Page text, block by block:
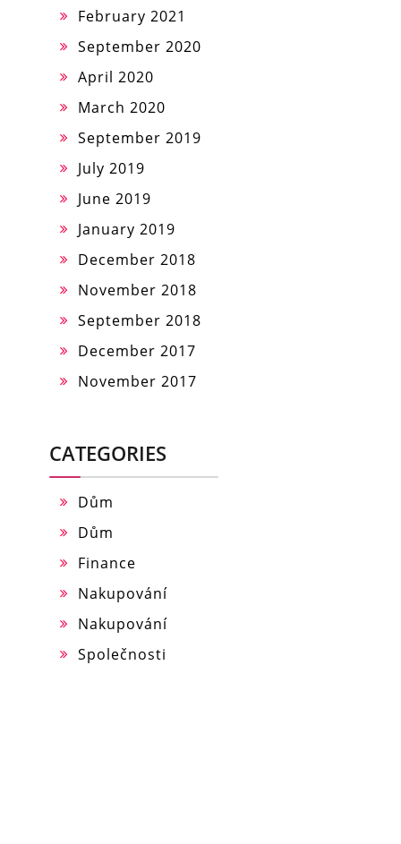
February 2021
September 2020
April 2020
March 2020
September 2019
July 2019
June 2019
January 2019
December 2018
November 2018
September 2018
December 2017
November 2017
CATEGORIES
Dům
Dům
Finance
Nakupování
Nakupování
Společnosti